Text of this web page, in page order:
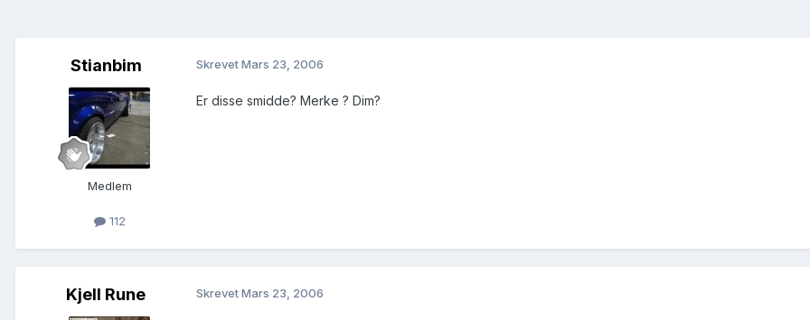
Stianbim
Medlem
112
SkrevetMars 23, 2006
Er disse smidde? Merke ? Dim?
Kjell Rune SkrevetMars 23, 2006